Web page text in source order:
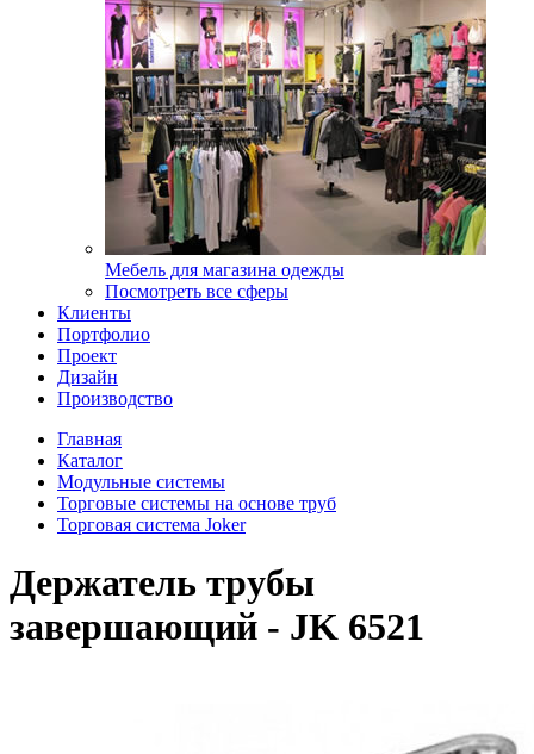
Мебель для магазина одежды
Посмотреть все сферы
Клиенты
Портфолио
Проект
Дизайн
Производство
Главная
Каталог
Модульные системы
Торговые системы на основе труб
Торговая система Joker
Держатель трубы
завершающий - JK 6521